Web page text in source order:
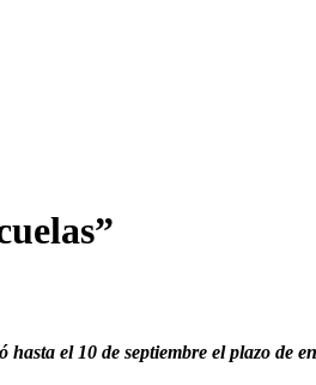
el 10 de septiembre el plazo de